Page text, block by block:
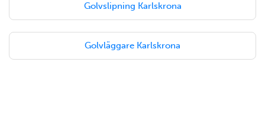
Golvslipning Karlskrona
Golvläggare Karlskrona